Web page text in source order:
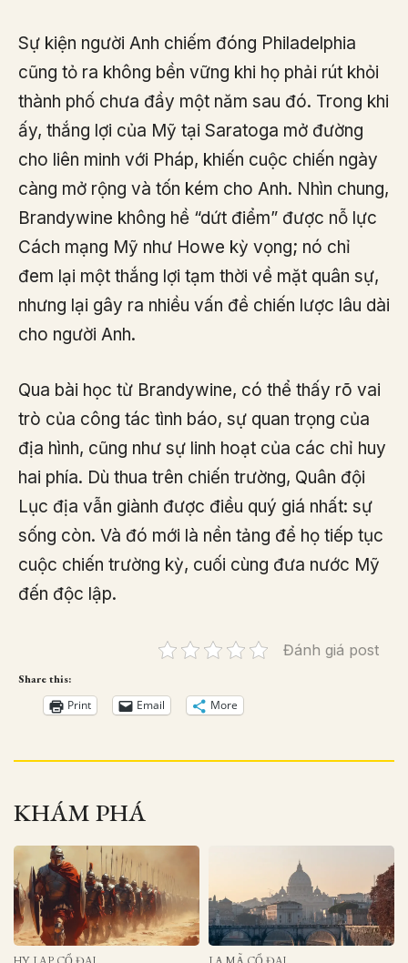
Sự kiện người Anh chiếm đóng Philadelphia
cũng tỏ ra không bền vững khi họ phải rút khỏi
thành phố chưa đầy một năm sau đó. Trong khi
ấy, thắng lợi của Mỹ tại Saratoga mở đường
cho liên minh với Pháp, khiến cuộc chiến ngày
càng mở rộng và tốn kém cho Anh. Nhìn chung,
Brandywine không hề “dứt điểm” được nỗ lực
Cách mạng Mỹ như Howe kỳ vọng; nó chỉ
đem lại một thắng lợi tạm thời về mặt quân sự,
nhưng lại gây ra nhiều vấn đề chiến lược lâu dài
cho người Anh.
Qua bài học từ Brandywine, có thể thấy rõ vai
trò của công tác tình báo, sự quan trọng của
địa hình, cũng như sự linh hoạt của các chỉ huy
hai phía. Dù thua trên chiến trường, Quân đội
Lục địa vẫn giành được điều quý giá nhất: sự
sống còn. Và đó mới là nền tảng để họ tiếp tục
cuộc chiến trường kỳ, cuối cùng đưa nước Mỹ
đến độc lập.
Đánh giá post
Share this:
Print Email More
KHÁM PHÁ